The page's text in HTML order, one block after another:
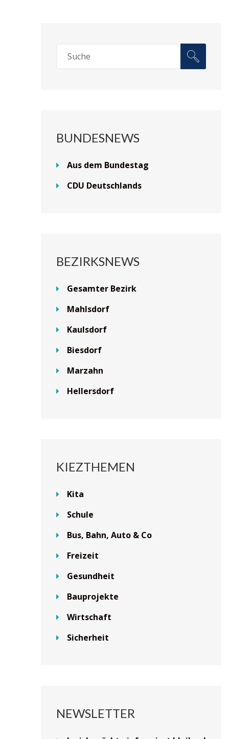
BUNDESNEWS
Aus dem Bundestag
CDU Deutschlands
BEZIRKSNEWS
Gesamter Bezirk
Mahlsdorf
Kaulsdorf
Biesdorf
Marzahn
Hellersdorf
KIEZTHEMEN
Kita
Schule
Bus, Bahn, Auto & Co
Freizeit
Gesundheit
Bauprojekte
Wirtschaft
Sicherheit
NEWSLETTER